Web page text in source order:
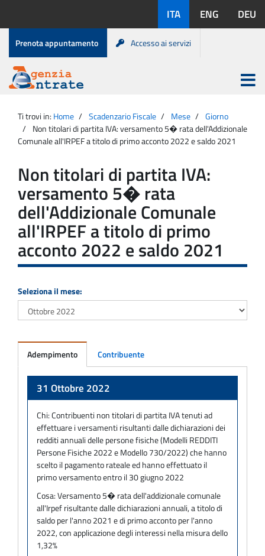
contenuto
disponibili:
ITA ENG DEU
Menu
di
servizio
Prenota appuntamento Accesso ai servizi
Agenzia
Entrate
Apri
menu
principale
Ti trovi in: Home Scadenzario Fiscale Mese
Giorno
Non titolari di partita IVA: versamento 5� rata dell'Addizionale
Comunale all'IRPEF a titolo di primo acconto 2022 e saldo 2021
Non titolari di partita IVA:
versamento 5� rata
dell'Addizionale Comunale
all'IRPEF a titolo di primo
acconto 2022 e saldo 2021
Seleziona il mese:
Adempimento Contribuente
31 Ottobre 2022
Chi:Contribuenti non titolari di partita IVA tenuti ad
effettuare i versamenti risultanti dalle dichiarazioni dei
redditi annuali delle persone fisiche (Modelli REDDITI
Persone Fisiche 2022 e Modello 730/2022) che hanno
scelto il pagamento rateale ed hanno effettuato il
primo versamento entro il 30 giugno 2022
Cosa:Versamento 5� rata dell'addizionale comunale
all'Irpef risultante dalle dichiarazioni annuali, a titolo di
saldo per l'anno 2021 e di primo acconto per l'anno
2022, con applicazione degli interessi nella misura dello
1,32%